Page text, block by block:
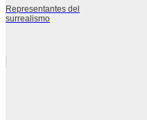
Representantes del
surrealismo